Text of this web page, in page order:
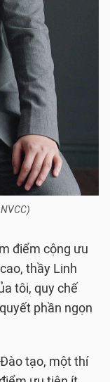
điểm cộng ưu
thầy Linh
tôi, quy chế
phần ngọn
tạo, một thí